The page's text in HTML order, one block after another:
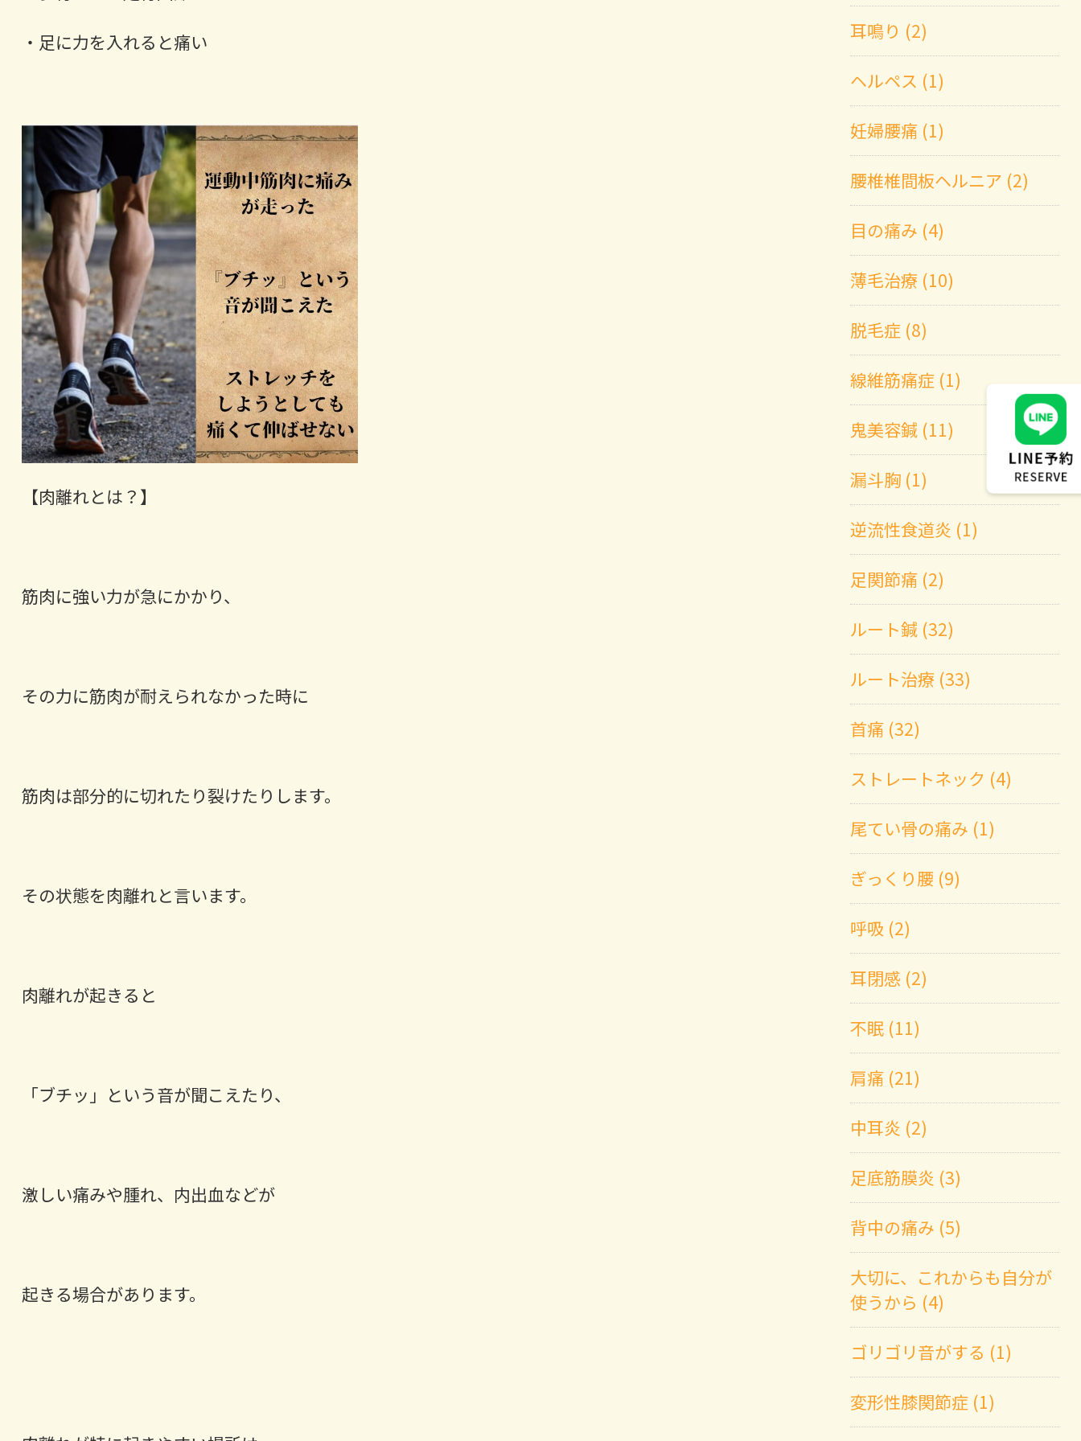
・足に力を入れると痛い
【肉離れとは？】
筋肉に強い力が急にかかり、
その力に筋肉が耐えられなかった時に
筋肉は部分的に切れたり裂けたりします。
その状態を肉離れと言います。
肉離れが起きると
「ブチッ」という音が聞こえたり、
激しい痛みや腫れ、内出血などが
起きる場合があります。
耳鳴り (2)
ヘルペス (1)
妊婦腰痛 (1)
腰椎椎間板ヘルニア (2)
目の痛み (4)
薄毛治療 (10)
脱毛症 (8)
線維筋痛症 (1)
鬼美容鍼 (11)
漏斗胸 (1)
逆流性食道炎 (1)
足関節痛 (2)
ルート鍼 (32)
ルート治療 (33)
首痛 (32)
ストレートネック (4)
尾てい骨の痛み (1)
ぎっくり腰 (9)
呼吸 (2)
耳閉感 (2)
不眠 (11)
肩痛 (21)
中耳炎 (2)
足底筋膜炎 (3)
背中の痛み (5)
大切に、これからも自分が
使うから (4)
ゴリゴリ音がする (1)
変形性膝関節症 (1)